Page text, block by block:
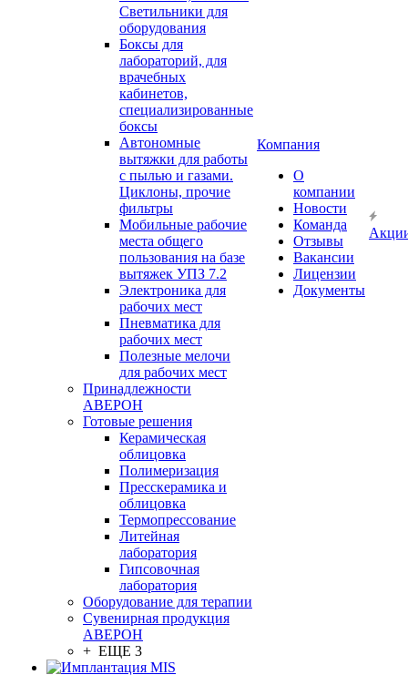
Светильники для
оборудования
Боксы для
лабораторий, для
врачебных
кабинетов,
специализированные
боксы
Автономные
вытяжки для работы
с пылью и газами.
Циклоны, прочие
фильтры
Мобильные рабочие
места общего
пользования на базе
вытяжек УПЗ 7.2
Электроника для
рабочих мест
Пневматика для
рабочих мест
Полезные мелочи
для рабочих мест
Принадлежности
АВЕРОН
Готовые решения
Керамическая
облицовка
Полимеризация
Пресскерамика и
облицовка
Термопрессование
Литейная
лаборатория
Гипсовочная
лаборатория
Оборудование для терапии
Сувенирная продукция
АВЕРОН
+ ЕЩЕ 3
Компания
О
компании
Новости
Команда
Отзывы
Вакансии
Лицензии
Документы